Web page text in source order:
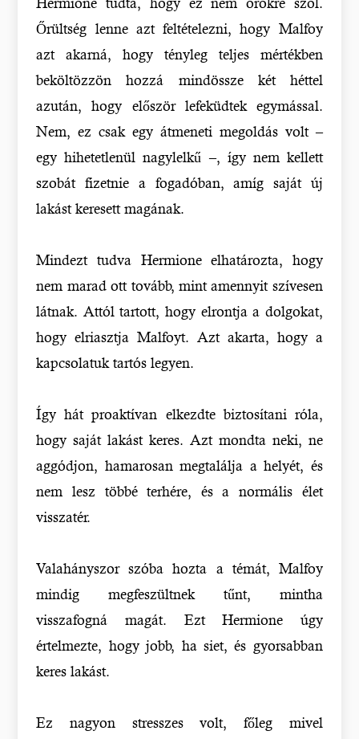
Őrültség lenne azt feltételezni, hogy Malfoy
azt akarná, hogy tényleg teljes mértékben
beköltözzön hozzá mindössze két héttel
azután, hogy először lefeküdtek egymással.
Nem, ez csak egy átmeneti megoldás volt –
egy hihetetlenül nagylelkű –, így nem kellett
szobát fizetnie a fogadóban, amíg saját új
lakást keresett magának.
Mindezt tudva Hermione elhatározta, hogy
nem marad ott tovább, mint amennyit szívesen
látnak. Attól tartott, hogy elrontja a dolgokat,
hogy elriasztja Malfoyt. Azt akarta, hogy a
kapcsolatuk tartós legyen.
Így hát proaktívan elkezdte biztosítani róla,
hogy saját lakást keres. Azt mondta neki, ne
aggódjon, hamarosan megtalálja a helyét, és
nem lesz többé terhére, és a normális élet
visszatér.
Valahányszor szóba hozta a témát, Malfoy
mindig megfeszültnek tűnt, mintha
visszafogná magát. Ezt Hermione úgy
értelmezte, hogy jobb, ha siet, és gyorsabban
keres lakást.
Ez nagyon stresszes volt, főleg mivel